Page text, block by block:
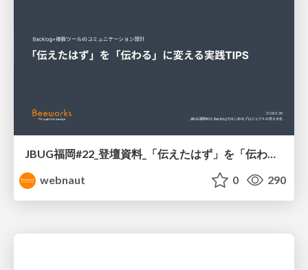
JBUG福岡#22_登壇資料_「伝えたはず」を「伝わる」に変える実践TIPS
webnaut
0 290